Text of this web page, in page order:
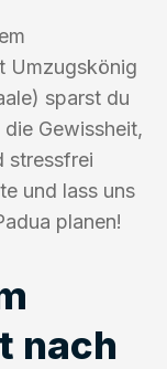
Umzugskönig
sparst du
Gewissheit,
stressfrei
und lass uns
planen!
nach